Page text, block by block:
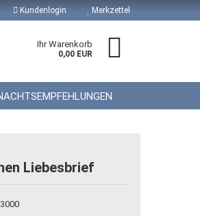
Kundenlogin Merkzettel
Ihr Warenkorb
0,00 EUR
Liebesbrief